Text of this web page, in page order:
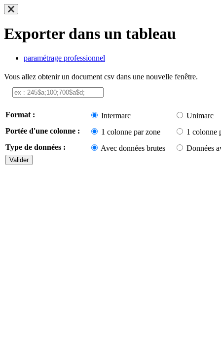
Exporter dans un tableau
paramétrage professionnel
Vous allez obtenir un document csv dans une nouvelle fenêtre.
Format : Intermarc
Unimarc
Portée d'une colonne :
1 colonne par zone
1 colonne
Type de données :
Avec données brutes Données